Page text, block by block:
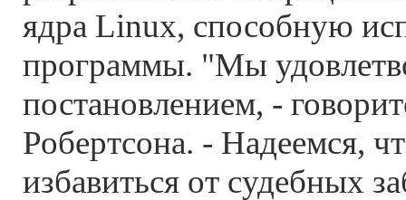
ядра Linux, способную
программы. "Мы
постановлением, -
Робертсона. - Надеемся,
избавиться от судебных